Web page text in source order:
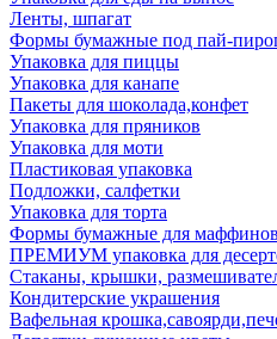
Ленты, шпагат
Формы бумажные под пай-
Упаковка для пиццы
Упаковка для канапе
Пакеты для шоколада,конфет
Упаковка для пряников
Упаковка для моти
Пластиковая упаковка
Подложки, салфетки
Упаковка для торта
Формы бумажные для
ПРЕМИУМ упаковка для
Стаканы, крышки,
Кондитерские украшения
Вафельная